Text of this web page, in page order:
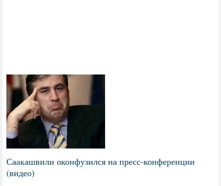
Саакашвили оконфузился на пресс-конференции
(видео)